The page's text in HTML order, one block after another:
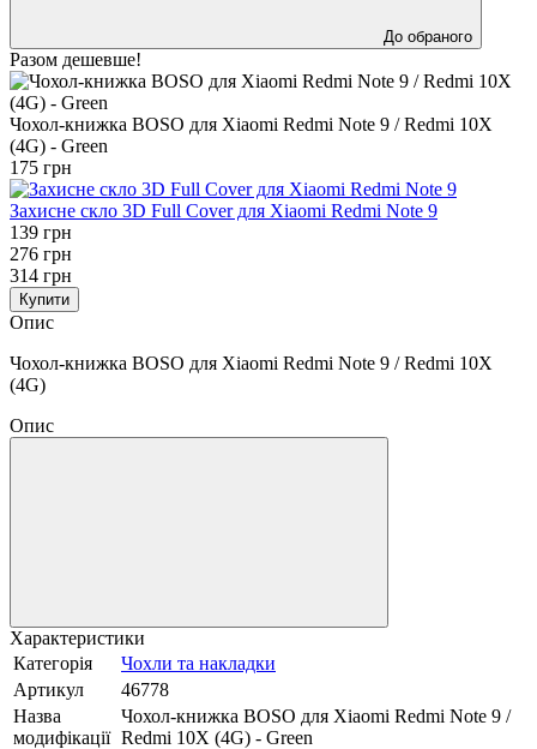
До обраного
Разом дешевше!
Чохол-книжка BOSO для Xiaomi Redmi Note 9 / Redmi 10X
(4G) - Green
175 грн
Захисне скло 3D Full Cover для Xiaomi Redmi Note 9
139 грн
276 грн
314 грн
Купити
Опис
Чохол-книжка BOSO для Xiaomi Redmi Note 9 / Redmi 10X
(4G)
Опис
Характеристики
Категорія
Чохли та накладки
Артикул
46778
Назва
модифікації
Чохол-книжка BOSO для Xiaomi Redmi Note 9 /
Redmi 10X (4G) - Green